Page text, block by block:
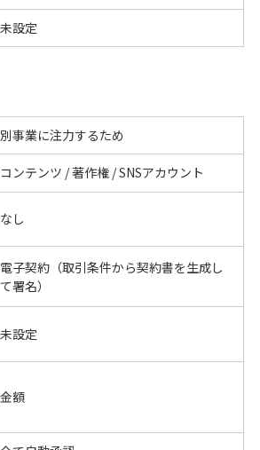
未設定
別事業に注力するため
コンテンツ / 著作権 / SNSアカウント
なし
電子契約（取引条件から契約書を生成し
て署名）
未設定
金額